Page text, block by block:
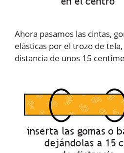
Ahora pasamos las cintas,
elásticas por el trozo de
distancia de unos 15